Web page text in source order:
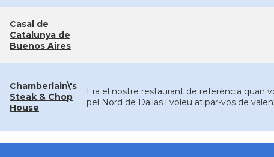
Casal de
Catalunya de
Buenos Aires
Chamberlain\'s
Steak & Chop
House
Era el nostre restaurant de referència quan
pel Nord de Dallas i voleu atipar-vos de